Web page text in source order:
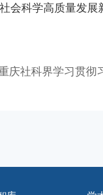
会科学高质量发展
庆社科界学习贯彻